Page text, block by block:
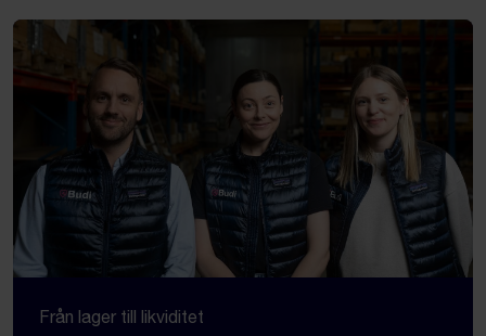
Från lager till likviditet